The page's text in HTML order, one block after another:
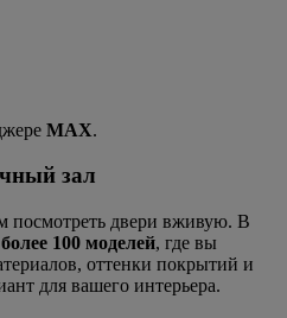
MAX.
зал
посмотреть двери вживую. В
более 100 моделей, где вы
оттенки покрытий и
для вашего интерьера.